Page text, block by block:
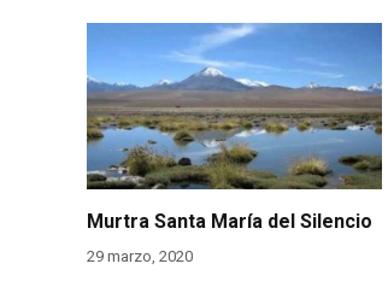
Murtra Santa María del Silencio
29 marzo, 2020